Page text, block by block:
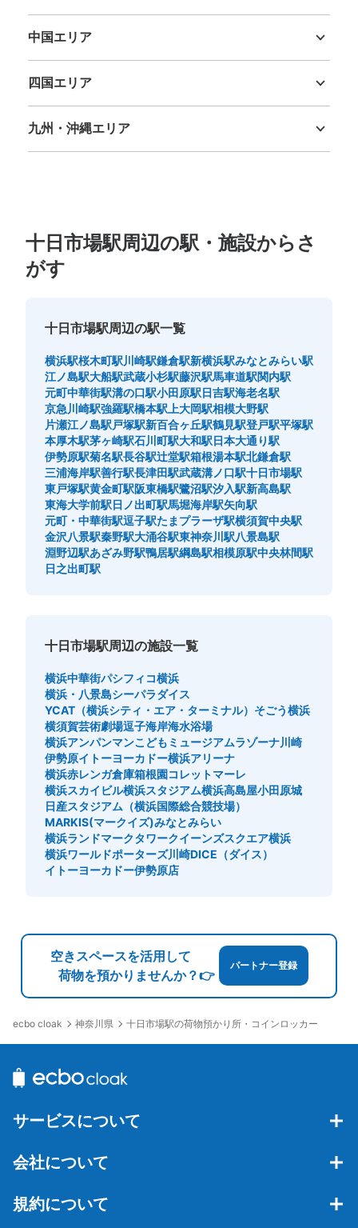
中国エリア
四国エリア
九州・沖縄エリア
十日市場駅周辺の駅・施設からさ
がす
十日市場駅周辺の駅一覧
横浜駅桜木町駅川崎駅鎌倉駅新横浜駅みなとみらい駅
江ノ島駅大船駅武蔵小杉駅藤沢駅馬車道駅関内駅
元町中華街駅溝の口駅小田原駅日吉駅海老名駅
京急川崎駅強羅駅橋本駅 上大岡駅相模大野駅
片瀬江ノ島駅 戸塚駅新百合ヶ丘駅鶴見駅登戸駅平塚駅
本厚木駅茅ヶ崎駅石川町駅大和駅日本大通り駅
伊勢原駅菊名駅長谷駅辻堂駅箱根湯本駅北鎌倉駅
三浦海岸駅善行駅長津田駅武蔵溝ノ口駅十日市場駅
東戸塚駅黄金町駅阪東橋駅鷺沼駅汐入駅新高島駅
東海大学前駅日ノ出町駅馬堀海岸駅矢向駅
元町・中華街駅逗子駅たまプラーザ駅横須賀中央駅
金沢八景駅秦野駅大涌谷駅東神奈川駅八景島駅
淵野辺駅あざみ野駅鴨居駅綱島駅相模原駅中央林間駅
日之出町駅
十日市場駅周辺の施設一覧
横浜中華街パシフィコ横浜
横浜・八景島シーパラダイス
YCAT（横浜シティ・エア・ターミナル） そごう横浜
横須賀芸術劇場逗子海岸海水浴場
横浜アンパンマンこどもミュージアムラゾーナ川崎
伊勢原イトーヨーカドー横浜アリーナ
横浜赤レンガ倉庫箱根園コレットマーレ
横浜スカイビル横浜スタジアム横浜高島屋小田原城
日産スタジアム（横浜国際総合競技場）
MARKIS(マークイズ)みなとみらい
横浜ランドマークタワークイーンズスクエア横浜
横浜ワールドポーターズ川崎DICE（ダイス）
イトーヨーカドー伊勢原店
空きスペースを活用して
荷物を預かりませんか？👉
パートナー登録
ecbo cloak 神奈川県 十日市場駅の荷物預かり所・コインロッカー
サービスについて
会社について
規約について